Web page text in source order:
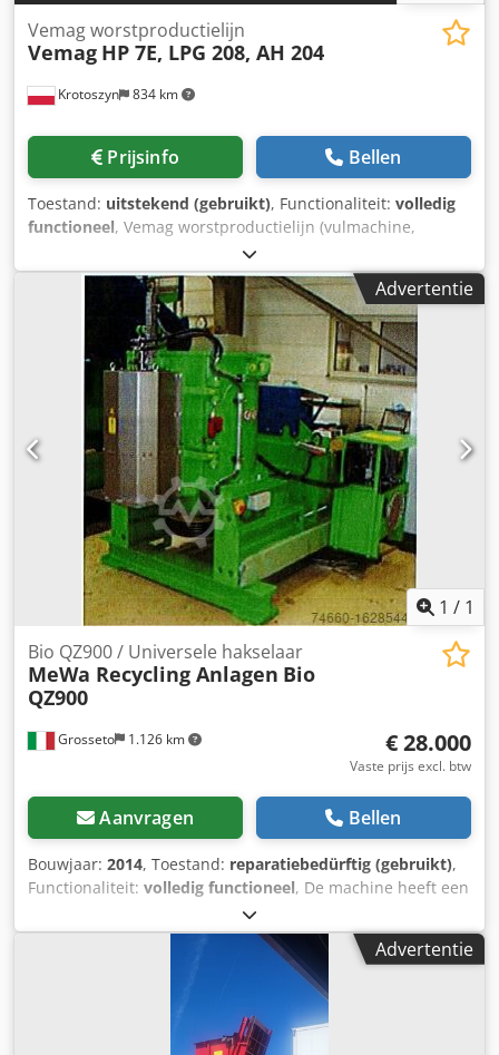
Krotoszyn 834 km
Vemag worstproductielijn
Vemag HP 7E, LPG 208, AH 204
Prijsinfo Bellen
Toestand: uitstekend (gebruikt), Functionaliteit: volledig
functioneel, Vemag worstproductielijn (vulmachine,
portiesnijder, hanger) Vacuümvuller met belading Vemag-
merk HP 7E-model Productiejaar 2008 Vermogen 10kW
Spanning 400-460V 15A 50/60Hz Deel Vemag-merk LPG-
model 208 Productiejaar 2011 Vermogen 6kW Spanning
400-460V 9A 50/60Hz Hanger Vemag-merk Model AH 204
Dcsdpfx Ajv Ucgkekrok Productiejaar 2011 Vermogen 1,5
kW Spanning 400-460V 3,5A 50/60Hz
Advertentie
1 / 1
Grosseto 1.126 km
Bio QZ900 / Universele hakselaar
MeWa Recycling Anlagen Bio
QZ900
€ 28.000
Vaste prijs excl. btw
Aanvragen Bellen
Bouwjaar: 2014, Toestand: reparatiebedürftig (gebruikt),
Functionaliteit: volledig functioneel, De machine heeft een
paar jaar stilgestaan en heeft dus onderhoud nodig
voordat ze in gebruik wordt genomen, wat de
verantwoordelijkheid is van de koper. Dedpfxstu U Ebo
Advertentie